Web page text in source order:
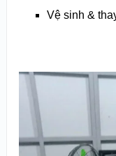
Vệ sinh &